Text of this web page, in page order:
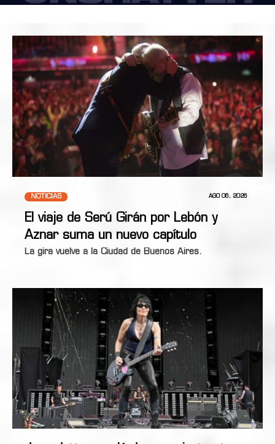
NOTICIAS AGO 06, 2026
El viaje de Serú Girán por Lebón y
Aznar suma un nuevo capítulo
La gira vuelve a la Ciudad de Buenos Aires.